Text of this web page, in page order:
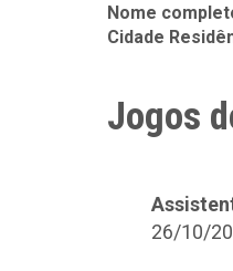
Nome
Cidade
Jogos
26/10/